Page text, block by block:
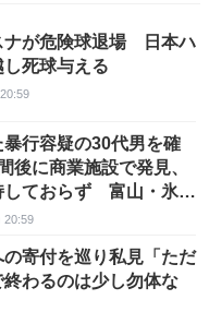
ナが危険球退場 日本ハ
死球与える
行容疑の30代男を確
に商業施設で発見、
しておらず 富山・氷見
20:59
寄付を巡り私見「ただ
終わるのは少し勿体な